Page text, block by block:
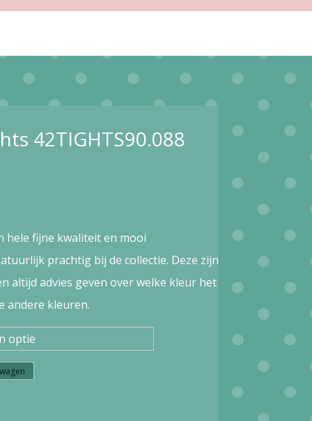
42TIGHTS90.088
hele fijne kwaliteit en mooi
prachtig bij de collectie. Deze zijn
altijd advies geven over welke kleur het
andere kleuren.